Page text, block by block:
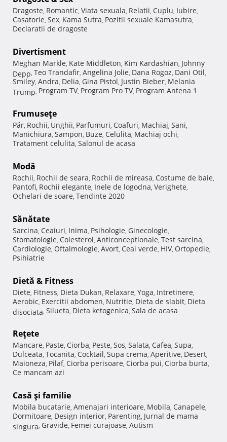
Dragoste, Romantic, Viata sexuala, Relatii, Cuplu, Iubire,
Casatorie, Sex, Kama Sutra, Pozitii sexuale Kamasutra,
Declaratii de dragoste
Divertisment
Meghan Markle, Kate Middleton, Kim Kardashian, Johnny
Depp, Teo Trandafir, Angelina Jolie, Dana Rogoz, Dani Otil,
Smiley, Andra, Delia, Gina Pistol, Justin Bieber, Melania
Trump, Program TV, Program Pro TV, Program Antena 1
Frumuseţe
Păr, Rochii, Unghii, Parfumuri, Coafuri, Machiaj, Sani,
Manichiura, Sampon, Buze, Celulita, Machiaj ochi,
Tratament celulita, Salonul de acasa
Modă
Rochii, Rochii de seara, Rochii de mireasa, Costume de baie,
Pantofi, Rochii elegante, Inele de logodna, Verighete,
Ochelari de soare, Tendinte 2020
Sănătate
Sarcina, Ceaiuri, Inima, Psihologie, Ginecologie,
Stomatologie, Colesterol, Anticonceptionale, Test sarcina,
Cardiologie, Oftalmologie, Avort, Ceai verde, HIV, Ortopedie,
Psihiatrie
Dietă & Fitness
Diete, Fitness, Dieta Dukan, Relaxare, Yoga, Intretinere,
Aerobic, Exercitii abdomen, Nutritie, Dieta de slabit, Dieta
disociata, Silueta, Dieta ketogenica, Sala de acasa
Reţete
Mancare, Paste, Ciorba, Peste, Sos, Salata, Cafea, Supa,
Dulceata, Tocanita, Cocktail, Supa crema, Aperitive, Desert,
Maioneza, Pilaf, Ciorba perisoare, Ciorba pui, Ciorba burta,
Ce mancam azi
Casă şi familie
Mobila bucatarie, Amenajari interioare, Mobila, Canapele,
Dormitoare, Design interior, Parenting, Jurnal de mama
singura, Gravide, Femei curajoase, Autism